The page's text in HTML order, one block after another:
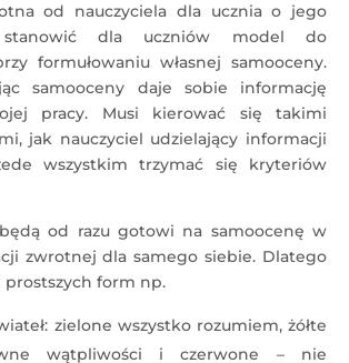
od nauczyciela dla ucznia o jego
dla uczniów model do
formułowaniu własnej samooceny.
samooceny daje sobie informację
pracy. Musi kierować się takimi
jak nauczyciel udzielający informacji
wszystkim trzymać się kryteriów
od razu gotowi na samoocenę w
zwrotnej dla samego siebie. Dlatego
prostszych form np.
zielone wszystko rozumiem, żółte
wątpliwości i czerwone – nie